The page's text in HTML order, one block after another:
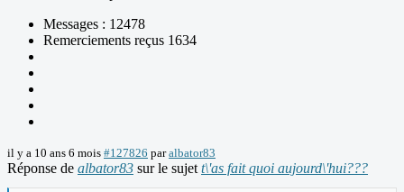
Messages : 12478
Remerciements reçus 1634
il y a 10 ans 6 mois #127826 paralbator83
Réponse de albator83 sur le sujet t\'as fait quoi aujourd\'hui???